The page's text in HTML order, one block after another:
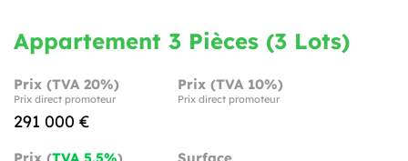
Appartement 3 Pièces (3 Lots)
Prix (TVA 20%)
Prix direct promoteur
291 000 €
Prix (TVA 10%)
Prix direct promoteur
Prix (TVA 5.5%) Surface